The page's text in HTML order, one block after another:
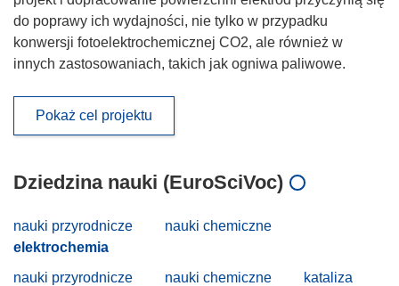
do poprawy ich wydajności, nie tylko w przypadku
konwersji fotoelektrochemicznej CO2, ale również w
innych zastosowaniach, takich jak ogniwa paliwowe.
Pokaż cel projektu
Dziedzina nauki (EuroSciVoc)
nauki przyrodnicze
nauki chemiczne
elektrochemia
nauki przyrodnicze
nauki chemiczne
kataliza